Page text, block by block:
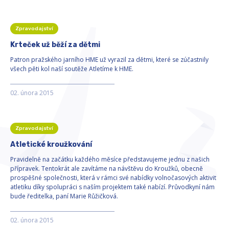
Zpravodajství
Krteček už běží za dětmi
Patron pražského jarního HME už vyrazil za dětmi, které se zúčastnily
všech pěti kol naší soutěže Atletíme k HME.
02. února 2015
Zpravodajství
Atletické kroužkování
Pravidelně na začátku každého měsíce představujeme jednu z našich
přípravek. Tentokrát ale zavítáme na návštěvu do Kroužků, obecně
prospěšné společnosti, která v rámci své nabídky volnočasových aktivit
atletiku díky spolupráci s naším projektem také nabízí. Průvodkyní nám
bude ředitelka, paní Marie Růžičková.
02. února 2015